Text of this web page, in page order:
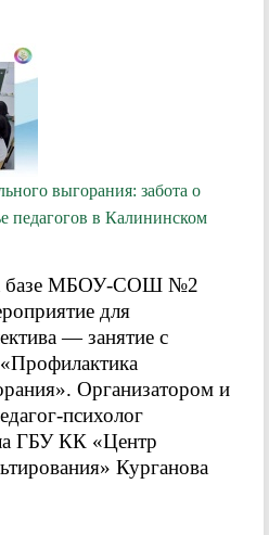
выгорания: забота о
педагогов в Калининском
базе МБОУ-СОШ №2
для
— занятие с
Организатором и
психолог
ГБУ КК «Центр
Курганова